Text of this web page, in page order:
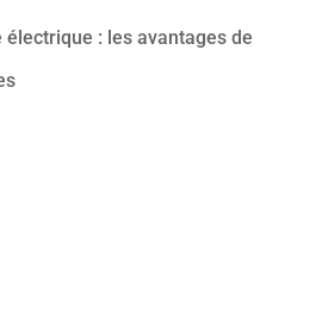
: les avantages de